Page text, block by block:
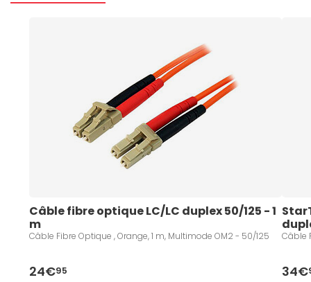
Câble fibre optique LC/LC duplex 50/125 - 1
m
Câble Fibre Optique , Orange, 1 m, Multimode OM2 - 50/125
24€95
Câble
34€